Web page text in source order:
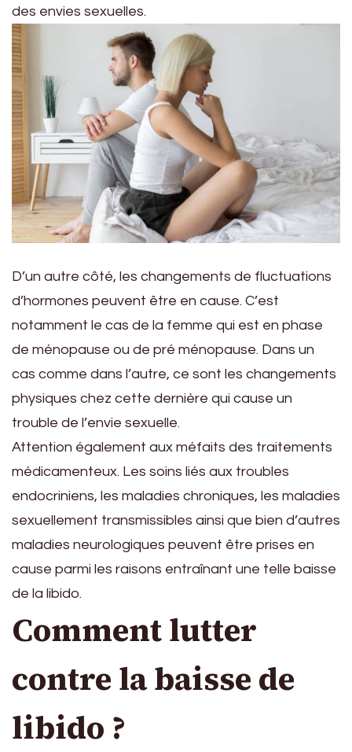
des envies sexuelles.
D’un autre côté, les changements de fluctuations
d’hormones peuvent être en cause. C’est
notamment le cas de la femme qui est en phase
de ménopause ou de pré ménopause. Dans un
cas comme dans l’autre, ce sont les changements
physiques chez cette dernière qui cause un
trouble de l’envie sexuelle.
Attention également aux méfaits des traitements
médicamenteux. Les soins liés aux troubles
endocriniens, les maladies chroniques, les maladies
sexuellement transmissibles ainsi que bien d’autres
maladies neurologiques peuvent être prises en
cause parmi les raisons entraînant une telle baisse
de la libido.
Comment lutter
contre la baisse de
libido ?